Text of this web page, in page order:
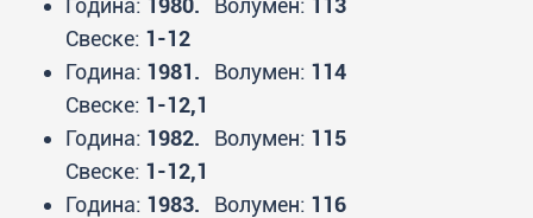
Година: 1980. Волумен: 113
Свеске: 1-12
Година: 1981. Волумен: 114
Свеске: 1-12,1
Година: 1982. Волумен: 115
Свеске: 1-12,1
Година: 1983. Волумен: 116